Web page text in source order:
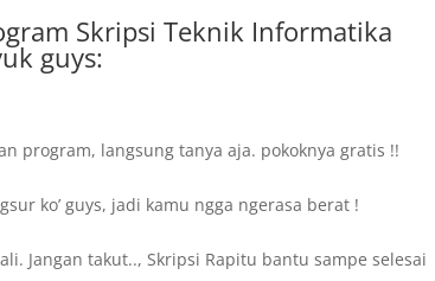
Skripsi Teknik Informatika
guys:
program, langsung tanya aja. pokoknya gratis !!
ko’ guys, jadi kamu ngga ngerasa berat !
Jangan takut.., Skripsi Rapitu bantu sampe selesai